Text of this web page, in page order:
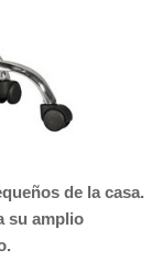
de la casa.
su amplio